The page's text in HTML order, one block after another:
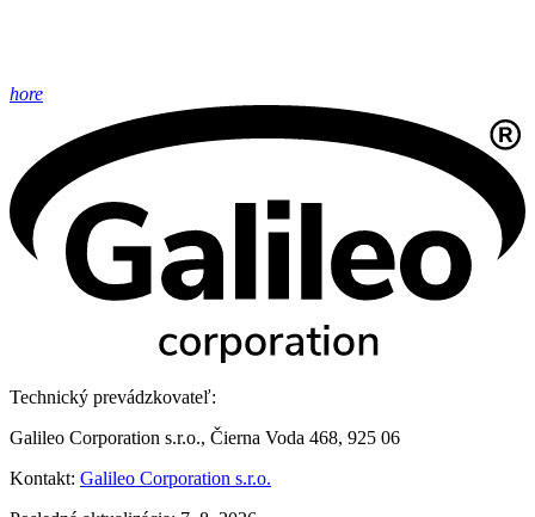
hore
Technický prevádzkovateľ:
Galileo Corporation s.r.o., Čierna Voda 468, 925 06
Kontakt: Galileo Corporation s.r.o.